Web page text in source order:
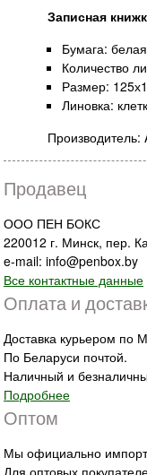
Записная
Бумага:
Количество
Размер:
Линовка:
Продавец
ООО ПЕН БОКС
220012 г. Минск, пер.
e-mail: info@penbox.by
Все контактные данные
Оплата и
Доставка курьером по
По Беларуси почтой.
Наличный и
Подробнее
Оптом
Мы официально
Для оптовых